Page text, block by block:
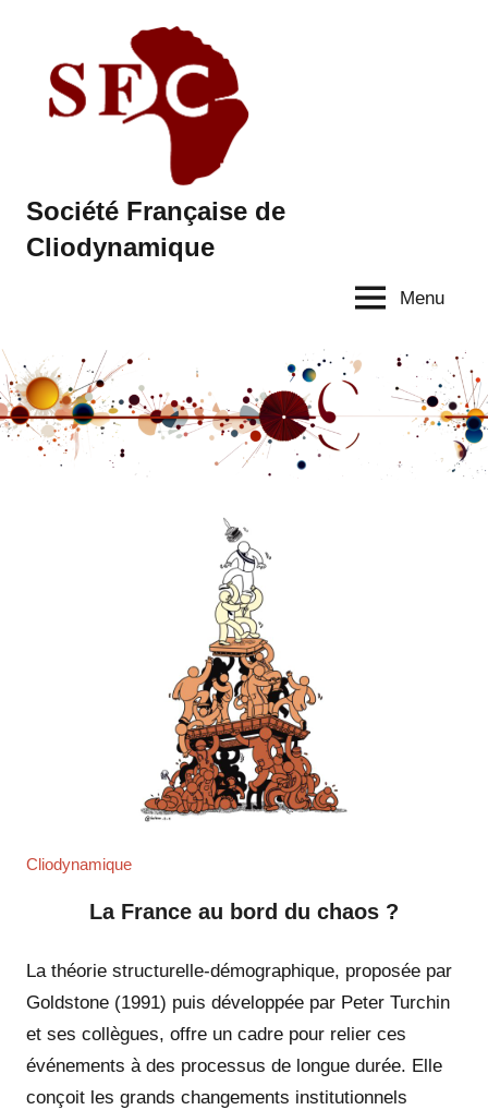
contenu
Société Française de
Cliodynamique
Menu
Cliodynamique
La France au bord du chaos ?
La théorie structurelle-démographique, proposée par
Goldstone (1991) puis développée par Peter Turchin
et ses collègues, offre un cadre pour relier ces
événements à des processus de longue durée. Elle
conçoit les grands changements institutionnels